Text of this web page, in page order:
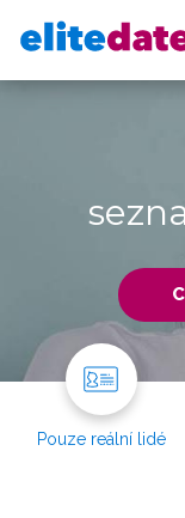
Pouze reální lidé